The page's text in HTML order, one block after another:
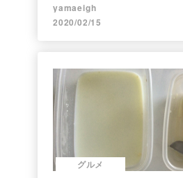
yamaeigh
2020/02/15
グルメ